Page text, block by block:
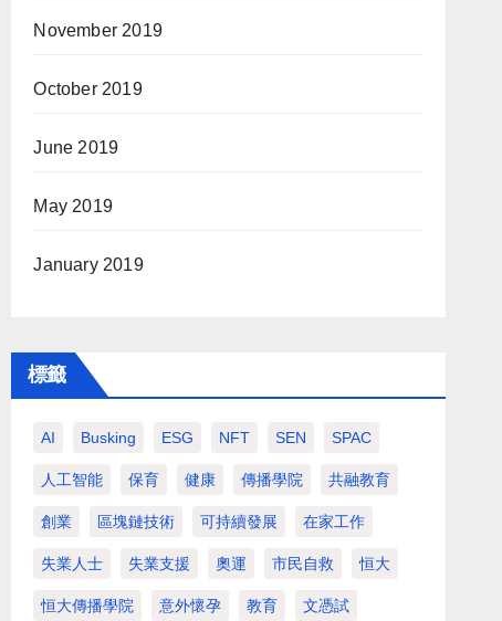
November 2019
October 2019
June 2019
May 2019
January 2019
標籤
AI Busking ESG NFT SEN SPAC
人工智能 保育 健康 傳播學院 共融教育
創業 區塊鏈技術 可持續發展 在家工作
失業人士 失業支援 奧運 市民自救 恒大
恒大傳播學院 意外懷孕 教育 文憑試